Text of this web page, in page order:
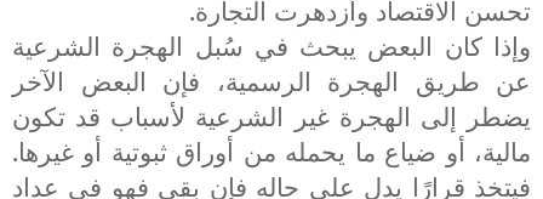
تحسن الاقتصاد وأزدهرت التجارة.
وإذا كان البعض يبحث في سُبل الهجرة الشرعية
عن طريق الهجرة الرسمية، فإن البعض الآخر
يضطر إلى الهجرة غير الشرعية لأسباب قد تكون
مالية، أو ضياع ما يحمله من أوراق ثبوتية أو غيرها.
فيتخذ قرارًا يدل على حاله فإن بقى فهو في عداد